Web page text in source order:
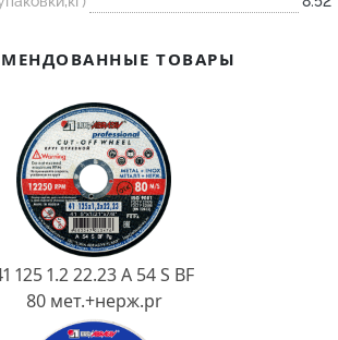
SiC смесь
ТОВАРЫ
125 1.2 22.23 A 54 S BF
80 мет.+нерж.pr